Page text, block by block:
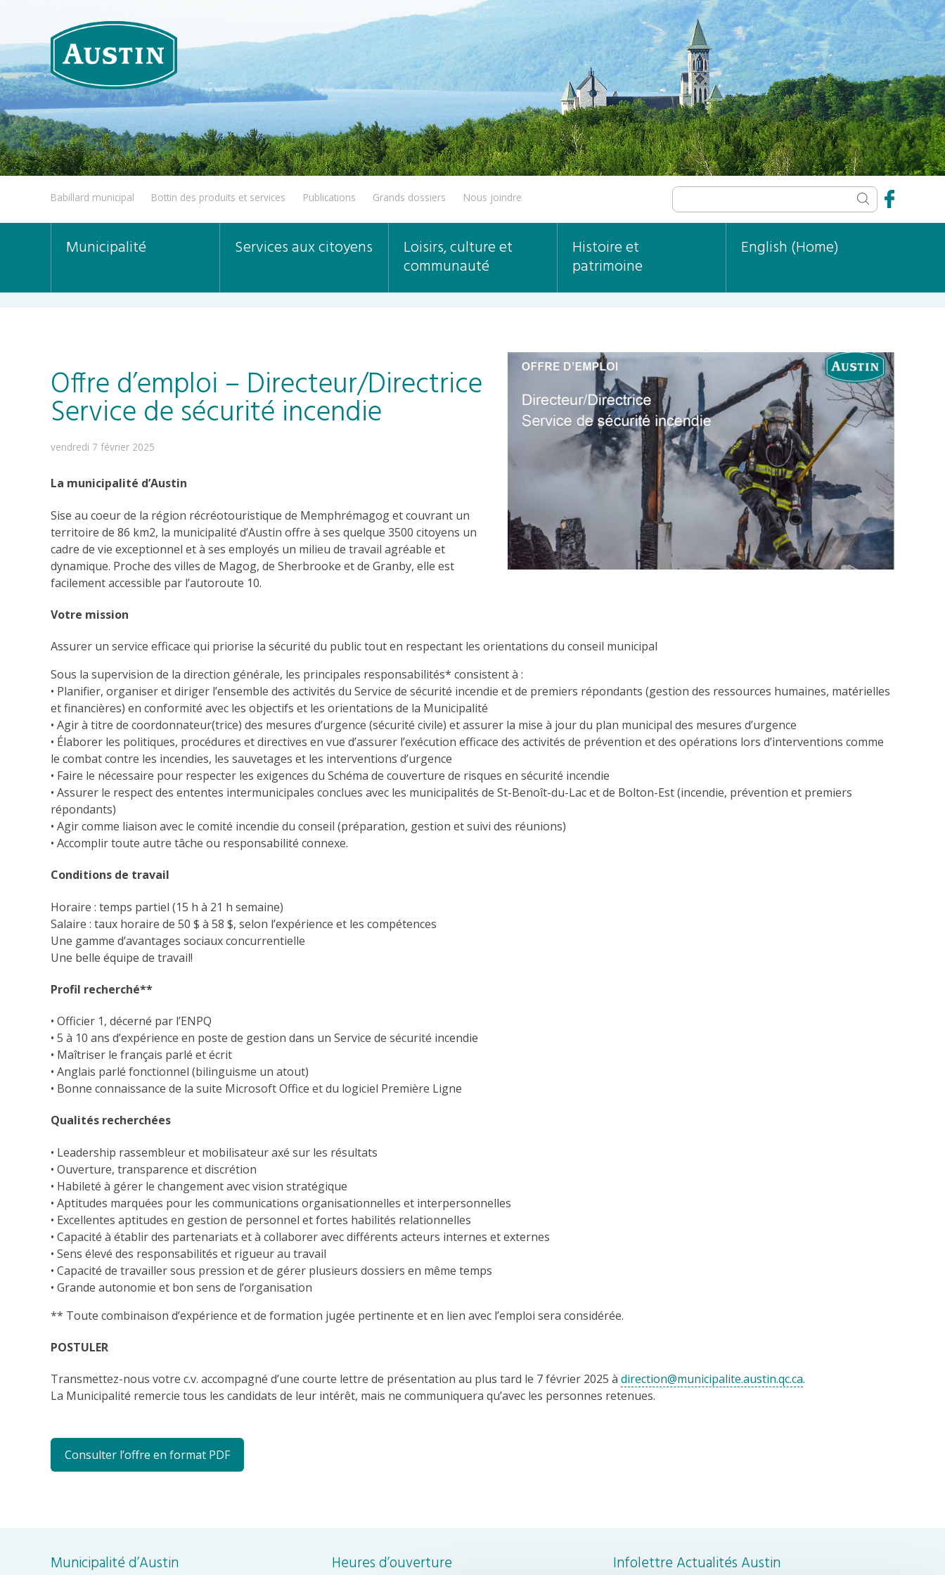
Babillard municipal Bottin des produits et services Publications Grands dossiers Nous joindre
Municipalité Services aux citoyens Loisirs, culture et
communauté
Histoire et
patrimoine
English (Home)
Offre d’emploi – Directeur/Directrice
Service de sécurité incendie
vendredi 7 février 2025
La municipalité d’Austin
Sise au coeur de la région récréotouristique de Memphrémagog et couvrant un
territoire de 86 km2, la municipalité d’Austin offre à ses quelque 3500 citoyens un
cadre de vie exceptionnel et à ses employés un milieu de travail agréable et
dynamique. Proche des villes de Magog, de Sherbrooke et de Granby, elle est
facilement accessible par l’autoroute 10.
Votre mission
Assurer un service efficace qui priorise la sécurité du public tout en respectant les orientations du conseil municipal
Sous la supervision de la direction générale, les principales responsabilités* consistent à :
• Planifier, organiser et diriger l’ensemble des activités du Service de sécurité incendie et de premiers répondants (gestion des ressources humaines, matérielles
et financières) en conformité avec les objectifs et les orientations de la Municipalité
• Agir à titre de coordonnateur(trice) des mesures d’urgence (sécurité civile) et assurer la mise à jour du plan municipal des mesures d’urgence
• Élaborer les politiques, procédures et directives en vue d’assurer l’exécution efficace des activités de prévention et des opérations lors d’interventions comme
le combat contre les incendies, les sauvetages et les interventions d’urgence
• Faire le nécessaire pour respecter les exigences du Schéma de couverture de risques en sécurité incendie
• Assurer le respect des ententes intermunicipales conclues avec les municipalités de St-Benoît-du-Lac et de Bolton-Est (incendie, prévention et premiers
répondants)
• Agir comme liaison avec le comité incendie du conseil (préparation, gestion et suivi des réunions)
• Accomplir toute autre tâche ou responsabilité connexe.
Conditions de travail
Horaire : temps partiel (15 h à 21 h semaine)
Salaire : taux horaire de 50 $ à 58 $, selon l’expérience et les compétences
Une gamme d’avantages sociaux concurrentielle
Une belle équipe de travail!
Profil recherché**
• Officier 1, décerné par l’ENPQ
• 5 à 10 ans d’expérience en poste de gestion dans un Service de sécurité incendie
• Maîtriser le français parlé et écrit
• Anglais parlé fonctionnel (bilinguisme un atout)
• Bonne connaissance de la suite Microsoft Office et du logiciel Première Ligne
Qualités recherchées
• Leadership rassembleur et mobilisateur axé sur les résultats
• Ouverture, transparence et discrétion
• Habileté à gérer le changement avec vision stratégique
• Aptitudes marquées pour les communications organisationnelles et interpersonnelles
• Excellentes aptitudes en gestion de personnel et fortes habilités relationnelles
• Capacité à établir des partenariats et à collaborer avec différents acteurs internes et externes
• Sens élevé des responsabilités et rigueur au travail
• Capacité de travailler sous pression et de gérer plusieurs dossiers en même temps
• Grande autonomie et bon sens de l’organisation
** Toute combinaison d’expérience et de formation jugée pertinente et en lien avec l’emploi sera considérée.
POSTULER
Transmettez-nous votre c.v. accompagné d’une courte lettre de présentation au plus tard le 7 février 2025 à direction@municipalite.austin.qc.ca.
La Municipalité remercie tous les candidats de leur intérêt, mais ne communiquera qu’avec les personnes retenues.
Consulter l’offre en format PDF
Municipalité d’Austin Heures d’ouverture Infolettre Actualités Austin